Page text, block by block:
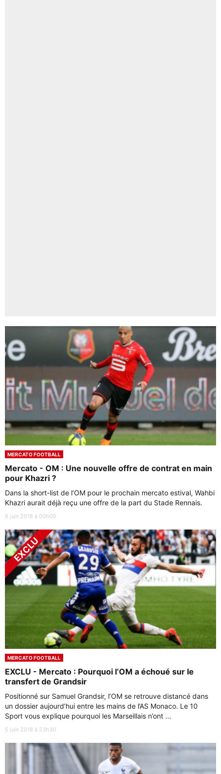
MERCATO FOOTBALL
Mercato - OM : Une nouvelle offre de contrat en main
pour Khazri ?
Dans la short-list de l’OM pour le prochain mercato estival, Wahbi
Khazri aurait déjà reçu une offre de la part du Stade Rennais.
6 juin 2018 à 00h00
MERCATO FOOTBALL
EXCLU - Mercato : Pourquoi l’OM a échoué sur le
transfert de Grandsir
Positionné sur Samuel Grandsir, l’OM se retrouve distancé dans
un dossier aujourd’hui entre les mains de l’AS Monaco. Le 10
Sport vous explique pourquoi les Marseillais n’ont ...
5 juin 2018 à 23h30